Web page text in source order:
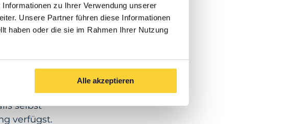
zu Ihrer Verwendung unserer
Unsere Partner führen diese Informationen
haben oder die sie im Rahmen Ihrer Nutzung
Alle akzeptieren
relativ
selbst
verfügst.